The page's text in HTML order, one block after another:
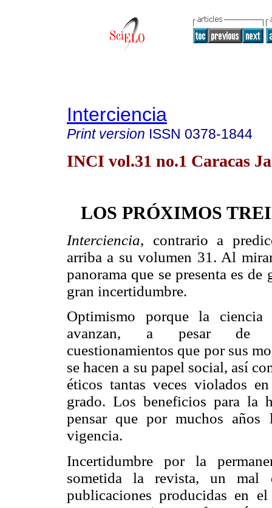
Interciencia
Print version ISSN 0378-1844
INCI vol.31 no.1 Caracas
LOS PRÓXIMOS
Interciencia, contrario a
arriba a su volumen 31. Al
panorama que se presenta es
gran incertidumbre.
Optimismo porque la
avanzan, a pesar de
cuestionamientos que por sus
se hacen a su papel social, así
éticos tantas veces violados
grado. Los beneficios para la
pensar que por muchos años
vigencia.
Incertidumbre por la
sometida la revista, un mal
publicaciones producidas en